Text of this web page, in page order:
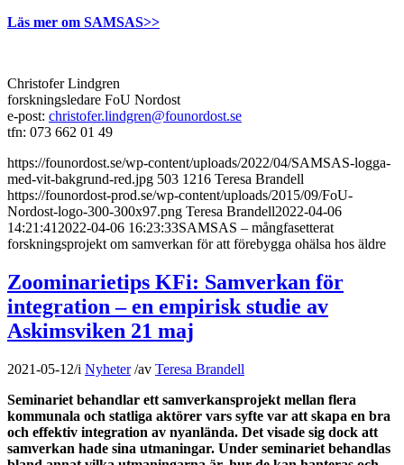
Läs mer om SAMSAS>>
Christofer Lindgren
forskningsledare FoU Nordost
e-post: christofer.lindgren@founordost.se
tfn: 073 662 01 49
https://founordost.se/wp-content/uploads/2022/04/SAMSAS-logga-
med-vit-bakgrund-red.jpg 503 1216 Teresa Brandell
https://founordost-prod.se/wp-content/uploads/2015/09/FoU-
Nordost-logo-300-300x97.png Teresa Brandell2022-04-06
14:21:41 2022-04-06 16:23:33SAMSAS – mångfasetterat
forskningsprojekt om samverkan för att förebygga ohälsa hos äldre
Zoominarietips KFi: Samverkan för
integration – en empirisk studie av
Askimsviken 21 maj
2021-05-12/i Nyheter /av Teresa Brandell
Seminariet behandlar ett samverkansprojekt mellan flera
kommunala och statliga aktörer vars syfte var att skapa en bra
och effektiv integration av nyanlända. Det visade sig dock att
samverkan hade sina utmaningar. Under seminariet behandlas